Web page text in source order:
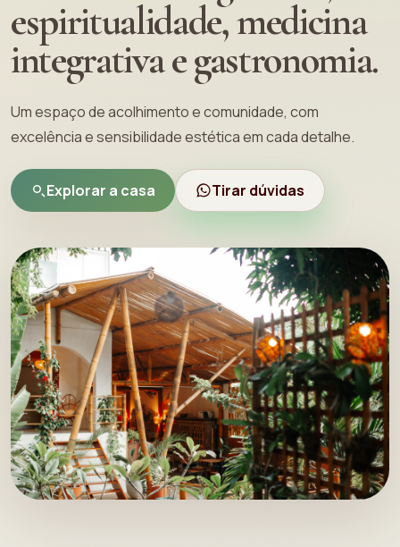
espiritualidade, medicina
integrativa e gastronomia.
Um espaço de acolhimento e comunidade, com
excelência e sensibilidade estética em cada detalhe.
Explorar a casa Tirar dúvidas